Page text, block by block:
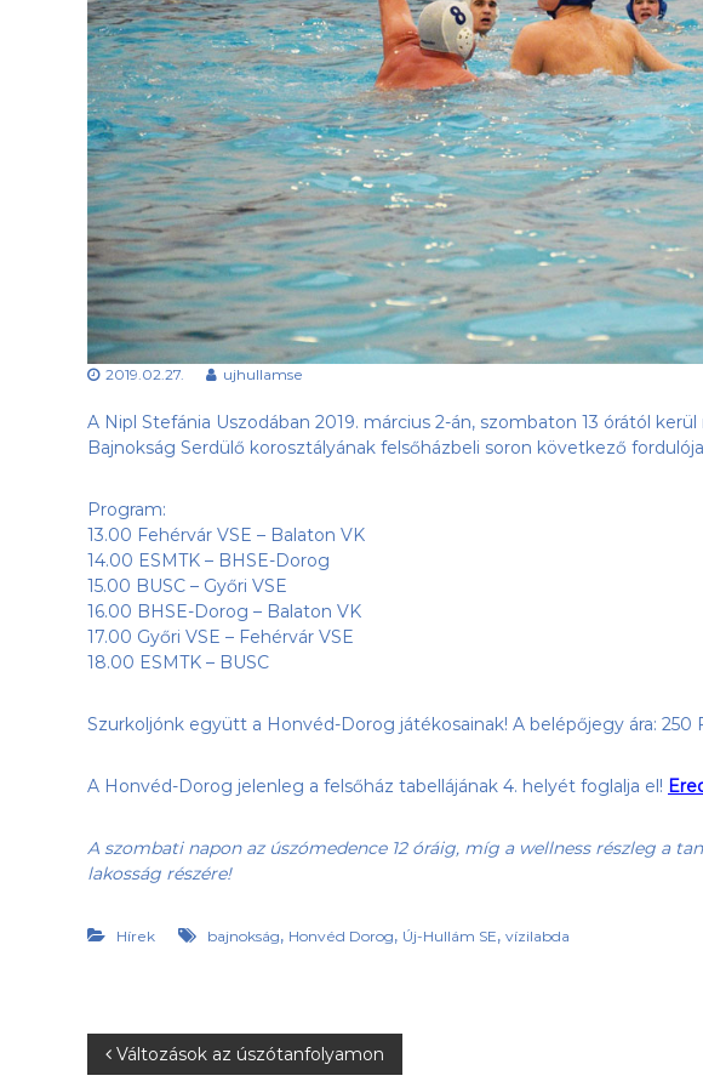
e
s
ü
l
e
t
b
d
a
k
l
u
b
,
a
z
Ú
j
-
u
l
á
E
h
o
n
l
a
2019.02.27. ujhullamse
A Nipl Stefánia Uszodában 2019. március 2-án, szombaton 13 órától
Bajnokság Serdülő korosztályának felsőházbeli soron következő
Program:
13.00 Fehérvár VSE – Balaton VK
14.00 ESMTK – BHSE-Dorog
15.00 BUSC – Győri VSE
16.00 BHSE-Dorog – Balaton VK
17.00 Győri VSE – Fehérvár VSE
18.00 ESMTK – BUSC
Szurkoljónk együtt a Honvéd-Dorog játékosainak! A belépőjegy ára: 250
A Honvéd-Dorog jelenleg a felsőház tabellájának 4. helyét foglalja el!
A szombati napon az úszómedence 12 óráig, míg a wellness részleg a
lakosság részére!
Hírek bajnokság, Honvéd Dorog, Új-Hullám SE, vízilabda
B Változások az úszótanfolyamon